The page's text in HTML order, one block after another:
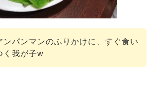
ンパンマンのふりかけに、すぐ食い
く我が子w